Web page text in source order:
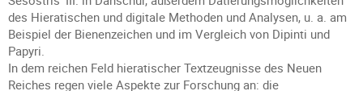
des Hieratischen und digitale Methoden und Analysen, u. a. am
Beispiel der Bienenzeichen und im Vergleich von Dipinti und
Papyri.
In dem reichen Feld hieratischer Textzeugnisse des Neuen
Reiches regen viele Aspekte zur Forschung an: die